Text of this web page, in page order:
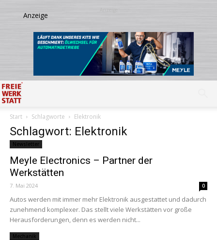
Start Schlagworte Elektronik
Schlagwort: Elektronik
Newsletter
Meyle Electronics – Partner der
Werkstätten
7. Mai 2024 0
Autos werden mit immer mehr Elektronik ausgestattet und dadurch
zunehmend komplexer. Das stellt viele Werkstätten vor große
Herausforderungen, denn es werden nicht...
Mechanik